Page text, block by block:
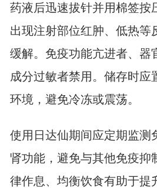
药液后迅速拔针并用棉签按
出现注射部位红肿、低热等
缓解。免疫功能亢进者、器
成分过敏者禁用。储存时应
环境，避免冷冻或震荡。
使用日达仙期间应定期监测
肾功能，避免与其他免疫抑
律作息、均衡饮食有助于提